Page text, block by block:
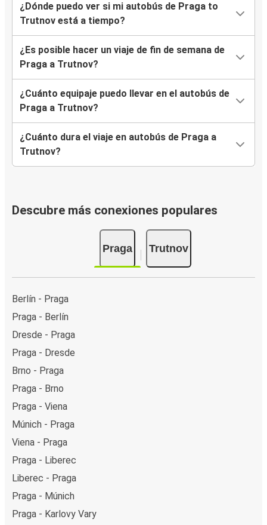
¿Dónde puedo ver si mi autobús de Praga to
Trutnov está a tiempo?
¿Es posible hacer un viaje de fin de semana de
Praga a Trutnov?
¿Cuánto equipaje puedo llevar en el autobús de
Praga a Trutnov?
¿Cuánto dura el viaje en autobús de Praga a
Trutnov?
Descubre más conexiones populares
Praga Trutnov
Berlín - Praga
Praga - Berlín
Dresde - Praga
Praga - Dresde
Brno - Praga
Praga - Brno
Praga - Viena
Múnich - Praga
Viena - Praga
Praga - Liberec
Liberec - Praga
Praga - Múnich
Praga - Karlovy Vary